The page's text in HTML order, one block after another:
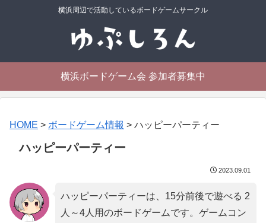
横浜周辺で活動しているボードゲームサークル
横浜ボードゲーム会 参加者募集中
HOME > ボードゲーム情報 > ハッピーパーティー
ハッピーパーティー
2023.09.01
ハッピーパーティーは、15分前後で遊べる 2
人～4人用のボードゲームです。ゲームコン